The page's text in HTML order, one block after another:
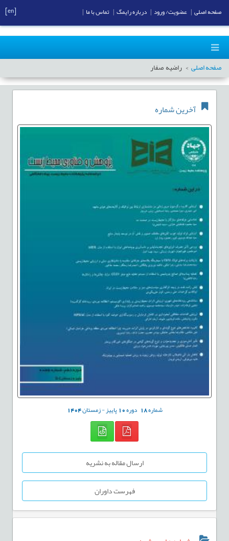
صفحه اصلی راضیه صفار
آخرین شماره
شماره18 دوره10پاییز - زمستان1404
ارسال مقاله به نشریه
فهرست داوران
صفحه اصلی عضویت/ ورود درباره رایمگ تماس با ما